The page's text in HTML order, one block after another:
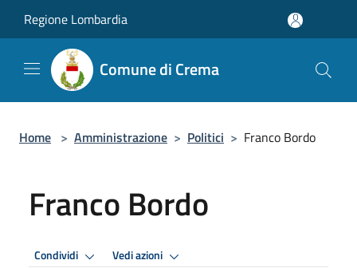
Regione Lombardia
Comune di Crema
Home > Amministrazione > Politici > Franco Bordo
Franco Bordo
Condividi Vedi azioni